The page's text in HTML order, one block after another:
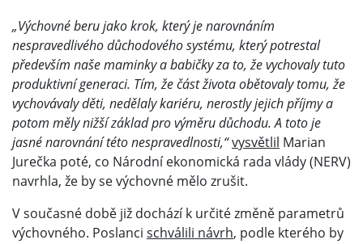
„Výchovné beru jako krok, který je narovnáním
nespravedlivého důchodového systému, který potrestal
především naše maminky a babičky za to, že vychovaly tuto
produktivní generaci. Tím, že část života obětovaly tomu, že
vychovávaly děti, nedělaly kariéru, nerostly jejich příjmy a
potom měly nižší základ pro výměru důchodu. A toto je
jasné narovnání této nespravedlnosti,“vysvětlil Marian
Jurečka poté, co Národní ekonomická rada vlády (NERV)
navrhla, že by se výchovné mělo zrušit.
V současné době již dochází k určité změně parametrů
výchovného. Poslanci schválili návrh, podle kterého by